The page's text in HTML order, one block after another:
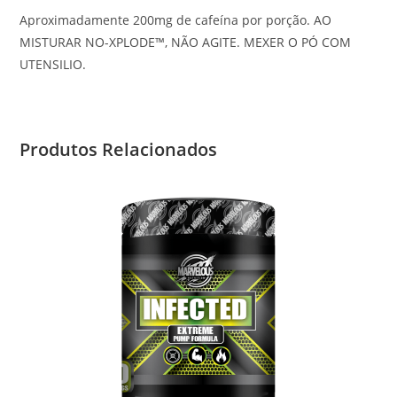
Aproximadamente 200mg de cafeína por porção. AO
MISTURAR NO-XPLODE™, NÃO AGITE. MEXER O PÓ COM
UTENSILIO.
Produtos Relacionados